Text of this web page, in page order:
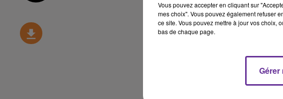
Vous pouvez accepter en cliquant sur
mes choix". Vous pouvez également refuser
ce site. Vous pouvez mettre à jour vos choix,
bas de chaque page.
Gérer